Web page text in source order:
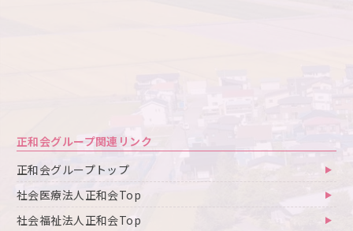
正和会グループ関連リンク
正和会グループトップ
社会医療法人正和会Top
社会福祉法人正和会Top